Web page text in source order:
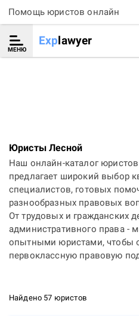
Помощь юристов онлайн
МЕНЮ
Explawyer
Юристы Лесной
Наш онлайн-каталог
предлагает широкий выбор
специалистов, готовых
разнообразных правовых
От трудовых и гражданских
административного права -
опытными юристами, чтобы
первоклассную правовую
Найдено 57 юристов